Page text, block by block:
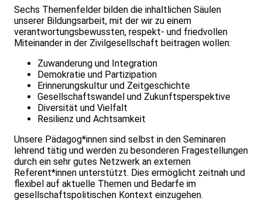
Sechs Themenfelder bilden die inhaltlichen Säulen
unserer Bildungsarbeit, mit der wir zu einem
verantwortungsbewussten, respekt- und friedvollen
Miteinander in der Zivilgesellschaft beitragen wollen:
Zuwanderung und Integration
Demokratie und Partizipation
Erinnerungskultur und Zeitgeschichte
Gesellschaftswandel und Zukunftsperspektive
Diversität und Vielfalt
Resilienz und Achtsamkeit
Unsere Pädagog*innen sind selbst in den Seminaren
lehrend tätig und werden zu besonderen Fragestellungen
durch ein sehr gutes Netzwerk an externen
Referent*innen unterstützt. Dies ermöglicht zeitnah und
flexibel auf aktuelle Themen und Bedarfe im
gesellschaftspolitischen Kontext einzugehen.